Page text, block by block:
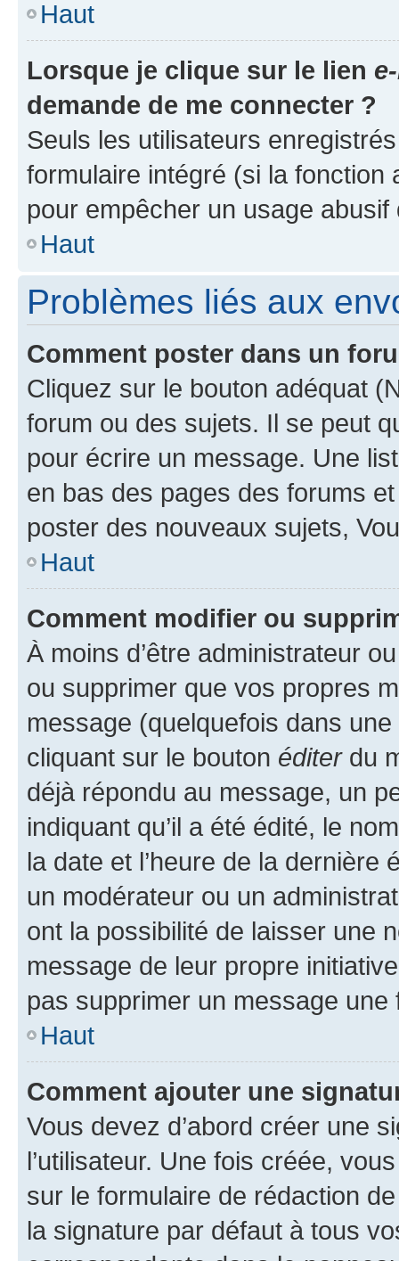
Haut
Lorsque je clique sur le lien
demande de me connecter ?
Seuls les utilisateurs
formulaire intégré (si la fonction
pour empêcher un usage
Haut
Problèmes liés aux
Comment poster dans un
Cliquez sur le bouton adéquat
forum ou des sujets. Il se peut
pour écrire un message. Une
en bas des pages des forums
poster des nouveaux sujets,
Haut
Comment modifier ou
À moins d’être administrateur
ou supprimer que vos propres
message (quelquefois dans
cliquant sur le bouton éditerdu
déjà répondu au message, un
indiquant qu’il a été édité, le
la date et l’heure de la dernière
un modérateur ou un
ont la possibilité de laisser une
message de leur propre
pas supprimer un message une
Haut
Comment ajouter une
Vous devez d’abord créer une
l’utilisateur. Une fois créée,
sur le formulaire de rédaction
la signature par défaut à tous